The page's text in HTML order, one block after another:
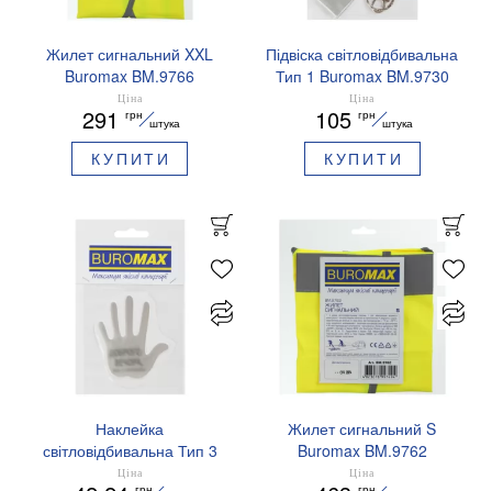
Жилет сигнальний XXL
Buromax BM.9766
Ціна
291 грн
штука
КУПИТИ
Підвіска світловідбивальна
Тип 1 Buromax BM.9730
сіро-синя
Ціна
105 грн
штука
КУПИТИ
Наклейка
світловідбивальна Тип 3
Buromax BM.9723 Доброго
Ціна
Жилет сигнальний S
Buromax BM.9762
Ціна